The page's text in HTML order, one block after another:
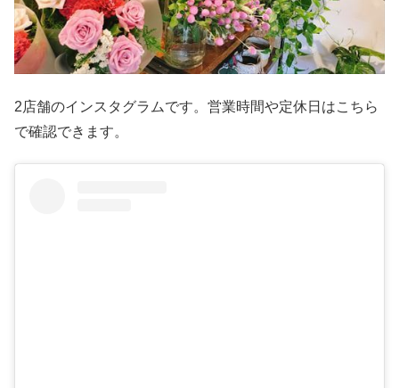
2店舗のインスタグラムです。営業時間や定休日はこちら
で確認できます。